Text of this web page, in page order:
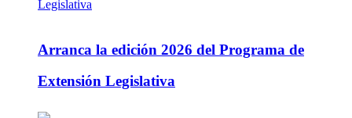
Arranca la edición 2026 del Programa de
Extensión Legislativa